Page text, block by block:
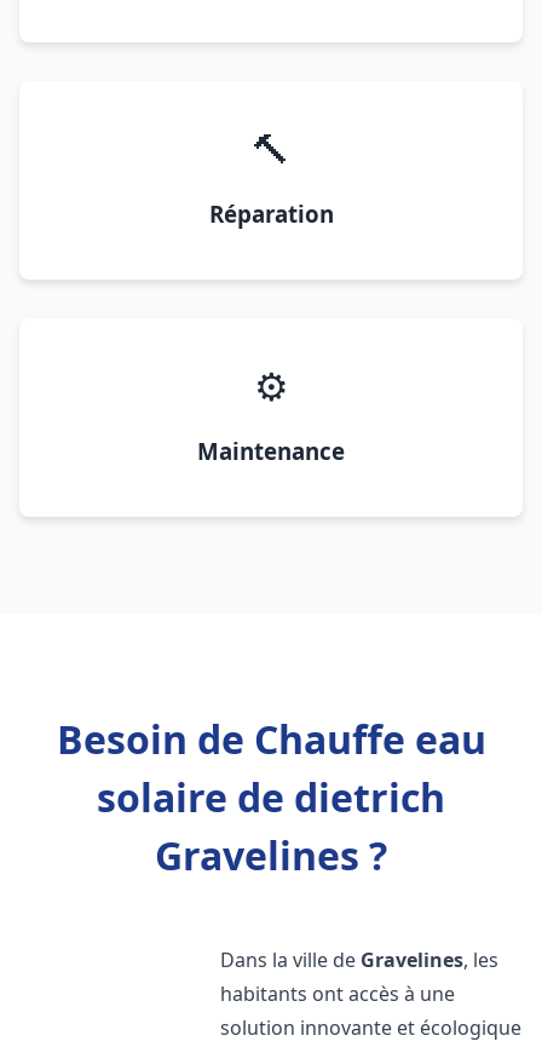
🔨
Réparation
⚙️
Maintenance
Besoin de Chauffe eau
solaire de dietrich
Gravelines ?
Dans la ville de Gravelines, les
habitants ont accès à une
solution innovante et écologique